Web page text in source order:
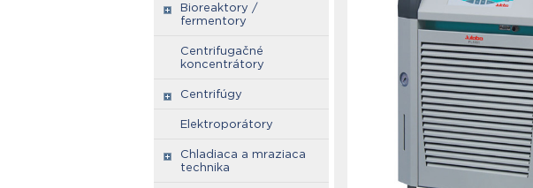
Bioreaktory /
fermentory
Centrifugačné
koncentrátory
Centrifúgy
Elektroporátory
Chladiaca a mraziaca
technika